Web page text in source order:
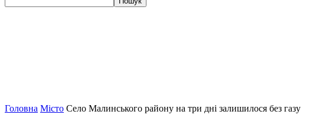
Головна Місто Село Малинського району на три дні залишилося без газу